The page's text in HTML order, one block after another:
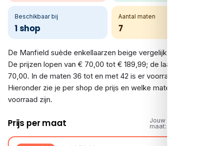
Beschikbaar bij
1 shop
Aantal maten
7
De Manfield suède enkellaarzen beige vergelijk je bij 1 shop.
De prijzen lopen van € 70,00 tot € 189,99; de laagste is €
70,00. In de maten 36 tot en met 42 is er voorraad.
Hieronder zie je per shop de prijs en welke maten op
voorraad zijn.
Prijs per maat
Jouw
maat: